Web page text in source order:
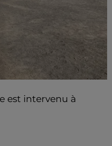
est intervenu à